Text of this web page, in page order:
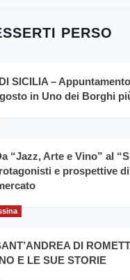
PERSO
SICILIA –
in Uno dei Borghi
“Jazz, Arte e Vino” al
e prospettive
DI
E LE SUE STORIE